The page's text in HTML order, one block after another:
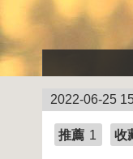
2022-06-25
推薦 1 收